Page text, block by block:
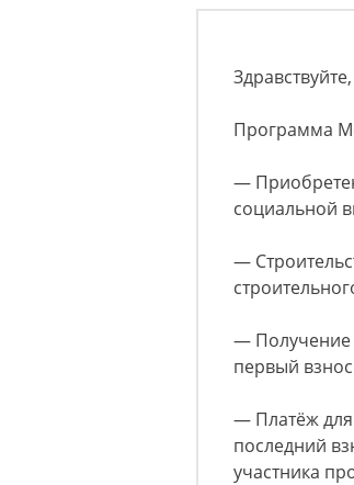
Программа
—
социальной
—
— Получение
первый
— Платёж для
последний
участника